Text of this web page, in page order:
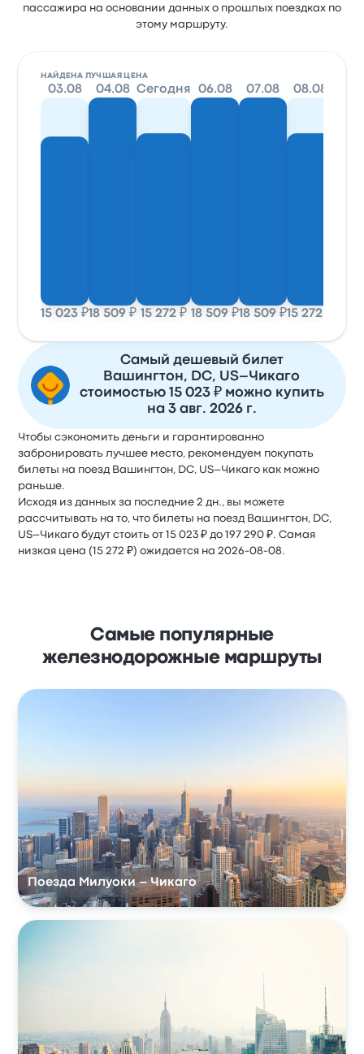
пассажира на основании данных о прошлых поездках по
этому маршруту.
НАЙДЕНА ЛУЧШАЯ ЦЕНА
03.08
15 023 ₽
04.08
18 509 ₽
Сегодня
15 272 ₽
06.08
18 509 ₽
07.08
18 509 ₽
08.08
15 272 ₽
Самый дешевый билет
Вашингтон, DC, US–Чикаго
стоимостью 15 023 ₽ можно купить
на 3 авг. 2026 г.
Чтобы сэкономить деньги и гарантированно
забронировать лучшее место, рекомендуем покупать
билеты на поезд Вашингтон, DC, US–Чикаго как можно
раньше.
Исходя из данных за последние 2 дн., вы можете
рассчитывать на то, что билеты на поезд Вашингтон, DC,
US–Чикаго будут стоить от 15 023 ₽ до 197 290 ₽. Самая
низкая цена (15 272 ₽) ожидается на 2026-08-08.
Самые популярные
железнодорожные маршруты
Поезда Милуоки – Чикаго